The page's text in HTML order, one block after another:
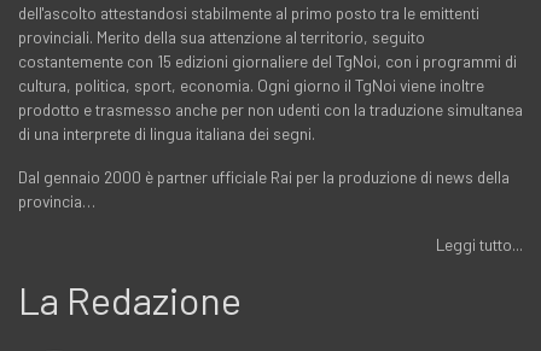
dell'ascolto attestandosi stabilmente al primo posto tra le emittenti
provinciali. Merito della sua attenzione al territorio, seguito
costantemente con 15 edizioni giornaliere del TgNoi, con i programmi di
cultura, politica, sport, economia. Ogni giorno il TgNoi viene inoltre
prodotto e trasmesso anche per non udenti con la traduzione simultanea
di una interprete di lingua italiana dei segni.
Dal gennaio 2000 è partner ufficiale Rai per la produzione di news della
provincia…
Leggi tutto...
La Redazione